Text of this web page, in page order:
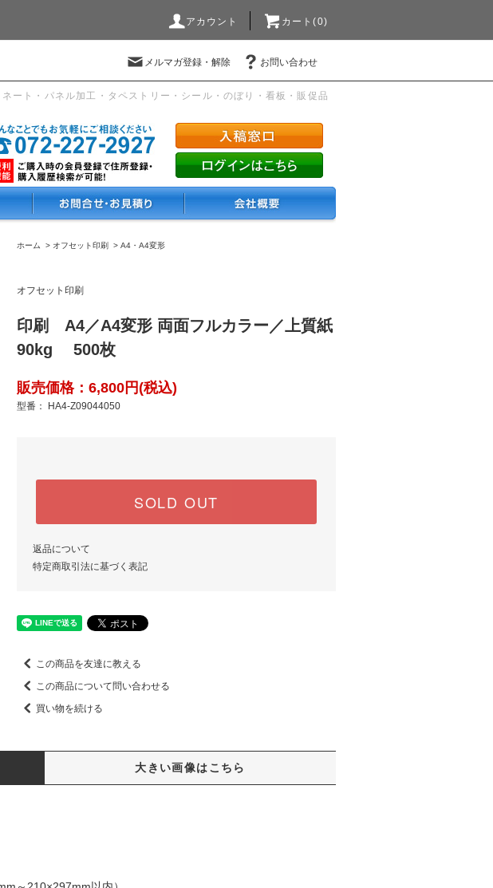
アカウント カート(0)
メルマガ登録・解除 お問い合わせ
ート・パネル加工・タペストリー・シール・のぼり・看板・販促品
ホーム > オフセット印刷 > A4・A4変形
オフセット印刷
印刷 A4／A4変形 両面フルカラー／上質紙
90kg 500枚
販売価格：6,800円(税込)
型番： HA4-Z09044050
SOLD OUT
返品について
特定商取引法に基づく表記
この商品を友達に教える
この商品について問い合わせる
買い物を続ける
大きい画像はこちら